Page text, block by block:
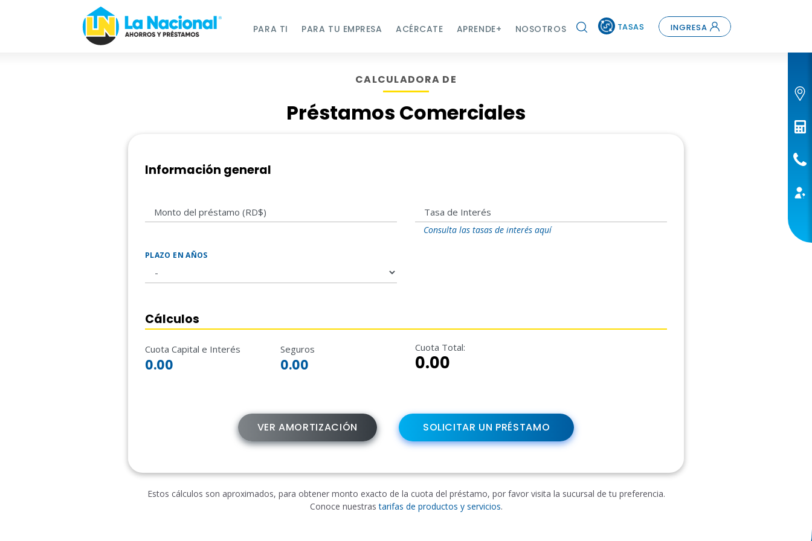
PARA TI PARA TU EMPRESA ACÉRCATE APRENDE+ NOSOTROS TASAS INGRESA
CALCULADORA DE
Préstamos Comerciales
Información general
Monto del préstamo (RD$) Tasa de Interés
Consulta las tasas de interés aquí
PLAZO EN AÑOS
Cálculos
Cuota Capital e Interés
0.00
Seguros
0.00
Cuota Total:
0.00
VER AMORTIZACIÓN SOLICITAR UN PRÉSTAMO
Estos cálculos son aproximados, para obtener monto exacto de la cuota del préstamo, por favor visita la sucursal de tu preferencia.
Conoce nuestrastarifas de productos y servicios.